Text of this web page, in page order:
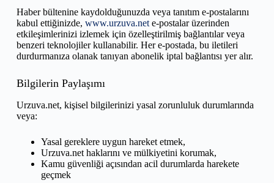
Haber bültenine kaydolduğunuzda veya tanıtım e-postalarını
kabul ettiğinizde, www.urzuva.nete-postalar üzerinden
etkileşimlerinizi izlemek için özelleştirilmiş bağlantılar veya
benzeri teknolojiler kullanabilir. Her e-postada, bu iletileri
durdurmanıza olanak tanıyan abonelik iptal bağlantısı yer alır.
Bilgilerin Paylaşımı
Urzuva.net, kişisel bilgilerinizi yasal zorunluluk durumlarında
veya:
Yasal gereklere uygun hareket etmek,
Urzuva.net haklarını ve mülkiyetini korumak,
Kamu güvenliği açısından acil durumlarda harekete
geçmek